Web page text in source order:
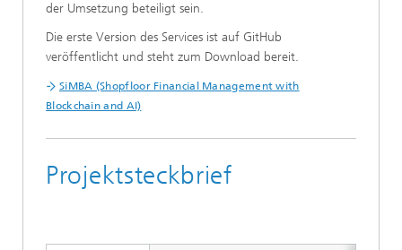
der Umsetzung beteiligt sein.
Die erste Version des Services ist auf GitHub
veröffentlicht und steht zum Download bereit.
SiMBA (Shopfloor Financial Management with
Blockchain and AI)
Projektsteckbrief